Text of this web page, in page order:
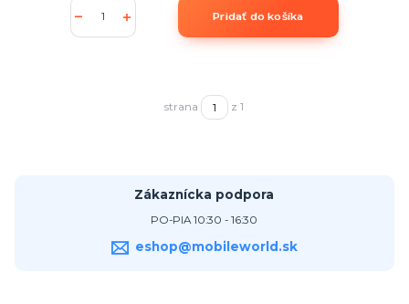
Pridať do košíka
strana z 1
Zákaznícka podpora
PO-PIA 10:30 - 16:30
eshop@mobileworld.sk